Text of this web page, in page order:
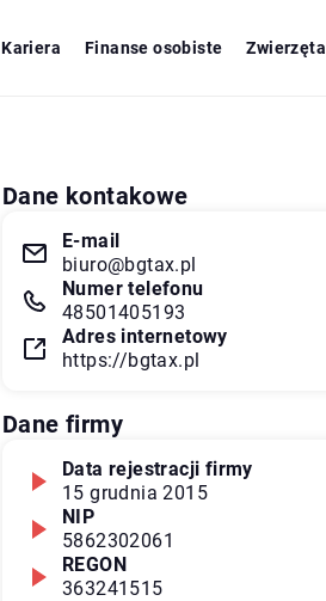
Kariera Finanse osobiste Zwierzęta
Dane kontakowe
E-mail
biuro@bgtax.pl
Numer telefonu
48501405193
Adres internetowy
https://bgtax.pl
Dane firmy
Data rejestracji firmy
15 grudnia 2015
NIP
5862302061
REGON
363241515